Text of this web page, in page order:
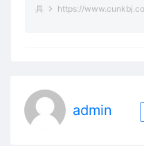
具
https://
admin